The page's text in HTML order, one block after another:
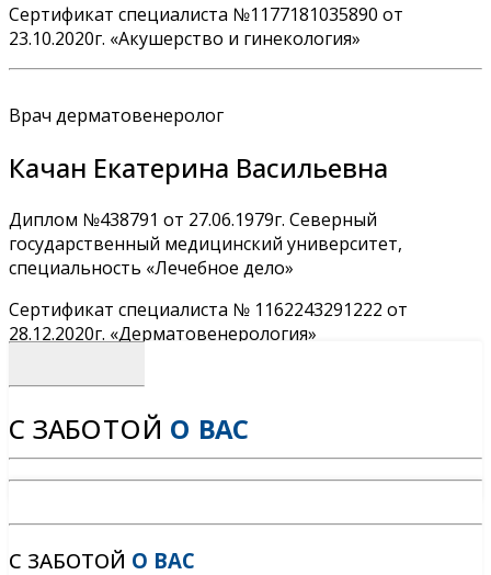
Сертификат специалиста №1177181035890 от
23.10.2020г. «Акушерство и гинекология»
Врач дерматовенеролог
Качан Екатерина Васильевна
Диплом №438791 от 27.06.1979г. Северный
государственный медицинский университет,
специальность «Лечебное дело»
Сертификат специалиста № 1162243291222 от
28.12.2020г. «Дерматовенерология»
С ЗАБОТОЙ О ВАС
С ЗАБОТОЙ О ВАС